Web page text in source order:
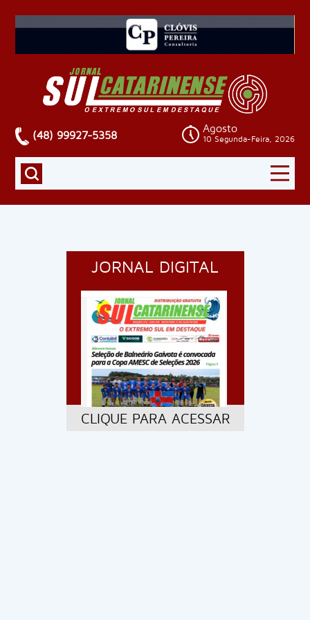
(48) 99927-5358
Agosto
10 Segunda-Feira, 2026
JORNAL DIGITAL
CLIQUE PARA ACESSAR